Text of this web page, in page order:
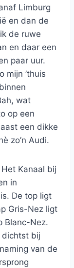
Limburg
en dan de
de ruwe
en daar een
paar uur.
mijn ’thuis
wat
op een
een dikke
zo’n Audi.
Kanaal bij
in
De top ligt
Gris-Nez ligt
Blanc-Nez.
dichtst bij
van de